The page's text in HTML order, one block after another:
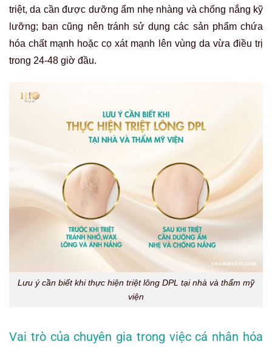
triệt, da cần được dưỡng ẩm nhẹ nhàng và chống nắng kỹ
lưỡng; bạn cũng nên tránh sử dụng các sản phẩm chứa
hóa chất mạnh hoặc cọ xát mạnh lên vùng da vừa điều trị
trong 24-48 giờ đầu.
Lưu ý cần biết khi thực hiện triệt lông DPL tại nhà và thẩm mỹ
viện
Vai trò của chuyên gia trong việc cá nhân hóa